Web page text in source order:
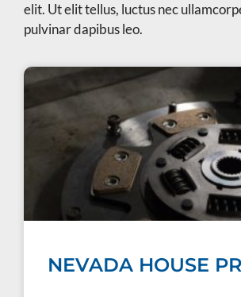
elit. Ut elit tellus, luctus nec
pulvinar dapibus leo.
NEVADA HOUSE